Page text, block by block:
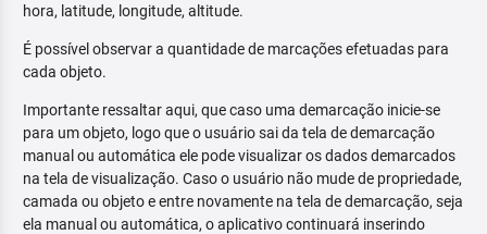
hora, latitude, longitude, altitude.
É possível observar a quantidade de marcações efetuadas para
cada objeto.
Importante ressaltar aqui, que caso uma demarcação inicie-se
para um objeto, logo que o usuário sai da tela de demarcação
manual ou automática ele pode visualizar os dados demarcados
na tela de visualização. Caso o usuário não mude de propriedade,
camada ou objeto e entre novamente na tela de demarcação, seja
ela manual ou automática, o aplicativo continuará inserindo